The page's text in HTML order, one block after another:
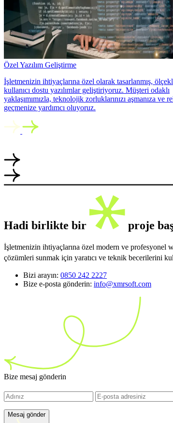
Özel Yazılım Geliştirme
İşletmenizin ihtiyaçlarına özel olarak tasarlanmış,
kullanıcı dostu yazılımlar geliştiriyoruz. Müşteri odaklı
yaklaşımımızla, teknolojik zorluklarınızı aşmanıza ve
geçmenize yardımcı oluyoruz.
Hadi birlikte bir proje
İşletmenizin ihtiyaçlarına özel modern ve profesyonel
çözümleri sunmak için yaratıcı ve teknik becerilerini
Bizi arayın: 0850 242 2227
Bize e-posta gönderin: info@xmrsoft.com
Bize mesaj gönderin
Mesaj gönder